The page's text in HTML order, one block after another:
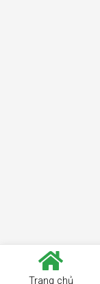
Trang chủ